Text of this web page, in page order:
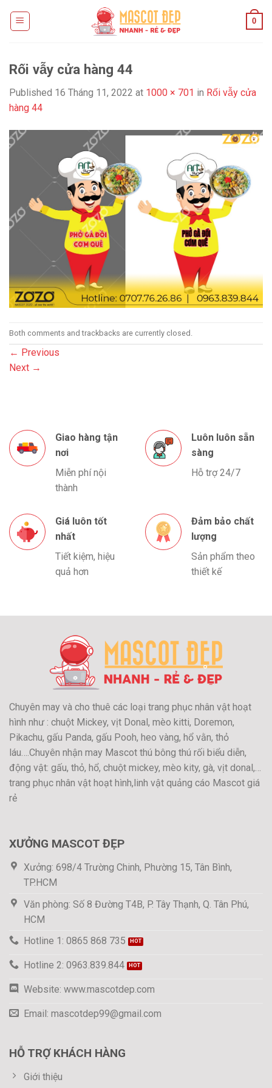
0
Rối vẫy cửa hàng 44
Published 16 Tháng 11, 2022 at 1000 × 701 in Rối vẫy cửa
hàng 44
Both comments and trackbacks are currently closed.
← Previous
Next →
Giao hàng tận
nơi
Miễn phí nội
thành
Luôn luôn sẵn
sàng
Hỗ trợ 24/7
Giá luôn tốt
nhất
Tiết kiệm, hiệu
quả hơn
Đảm bảo chất
lượng
Sản phẩm theo
thiết kế
Chuyên may và cho thuê các loại trang phục nhân vật hoạt
hình như : chuột Mickey, vịt Donal, mèo kitti, Doremon,
Pikachu, gấu Panda, gấu Pooh, heo vàng, hổ vằn, thỏ
láu….Chuyên nhận may Mascot thú bông thú rối biểu diễn,
động vật: gấu, thỏ, hổ, chuột mickey, mèo kity, gà, vịt donal,…
trang phục nhân vật hoạt hình,linh vật quảng cáo Mascot giá
rẻ
XƯỞNG MASCOT ĐẸP
Xưởng: 698/4 Trường Chinh, Phường 15, Tân Bình,
TP.HCM
Văn phòng: Số 8 Đường T4B, P. Tây Thạnh, Q. Tân Phú,
HCM
Hotline 1: 0865 868 735
Hotline 2: 0963.839.844
Website: www.mascotdep.com
Email: mascotdep99@gmail.com
HỖ TRỢ KHÁCH HÀNG
Giới thiệu